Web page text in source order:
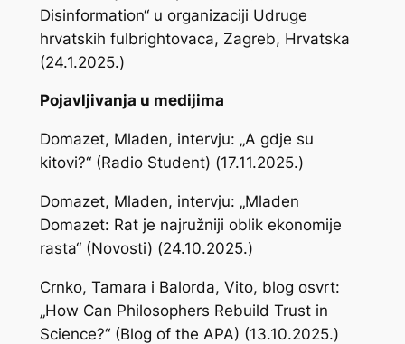
Disinformation“ u organizaciji Udruge
hrvatskih fulbrightovaca, Zagreb, Hrvatska
(24.1.2025.)
Pojavljivanja u medijima
Domazet, Mladen, intervju: „A gdje su
kitovi?“ (Radio Student) (17.11.2025.)
Domazet, Mladen, intervju: „Mladen
Domazet: Rat je najružniji oblik ekonomije
rasta“ (Novosti) (24.10.2025.)
Crnko, Tamara i Balorda, Vito, blog osvrt:
„How Can Philosophers Rebuild Trust in
Science?“ (Blog of the APA) (13.10.2025.)